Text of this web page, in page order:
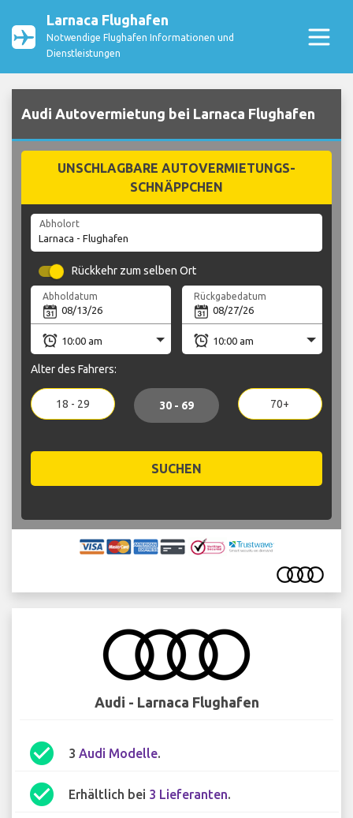
Larnaca Flughafen
Notwendige Flughafen Informationen und
Dienstleistungen
Audi Autovermietung bei Larnaca Flughafen
UNSCHLAGBARE AUTOVERMIETUNGS-
SCHNÄPPCHEN
Abholort
Rückkehr zum selben Ort
Abholdatum Rückgabedatum
Alter des Fahrers:
18 - 29 30 - 69 70+
SUCHEN
Audi - Larnaca Flughafen
check_circle 3 Audi Modelle.
check_circle Erhältlich bei 3 Lieferanten.